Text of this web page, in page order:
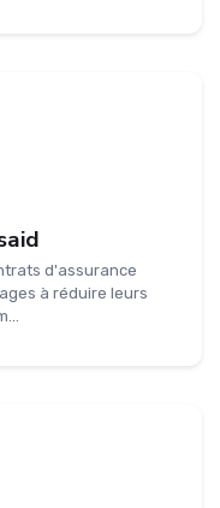
d'assurance
à réduire leurs